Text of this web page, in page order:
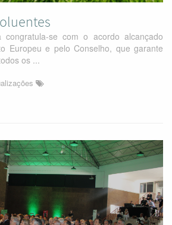
congratula-se com o acordo alcançado
Europeu e pelo Conselho, que garante
os ...